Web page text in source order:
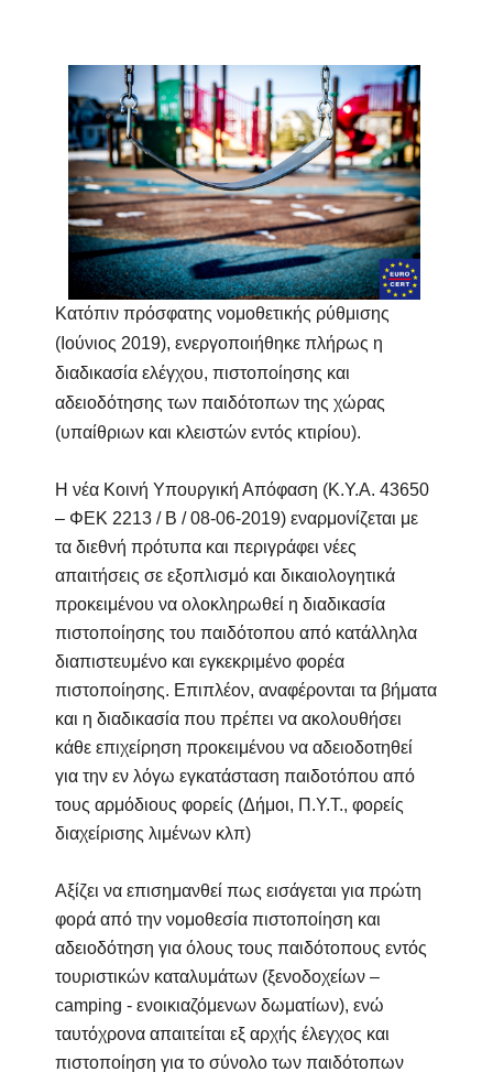
Κατόπιν πρόσφατης νομοθετικής ρύθμισης
(Ιούνιος 2019), ενεργοποιήθηκε πλήρως η
διαδικασία ελέγχου, πιστοποίησης και
αδειοδότησης των παιδότοπων της χώρας
(υπαίθριων και κλειστών εντός κτιρίου).
Η νέα Κοινή Υπουργική Απόφαση (Κ.Υ.Α. 43650
– ΦΕΚ 2213 / Β / 08-06-2019) εναρμονίζεται με
τα διεθνή πρότυπα και περιγράφει νέες
απαιτήσεις σε εξοπλισμό και δικαιολογητικά
προκειμένου να ολοκληρωθεί η διαδικασία
πιστοποίησης του παιδότοπου από κατάλληλα
διαπιστευμένο και εγκεκριμένο φορέα
πιστοποίησης. Επιπλέον, αναφέρονται τα βήματα
και η διαδικασία που πρέπει να ακολουθήσει
κάθε επιχείρηση προκειμένου να αδειοδοτηθεί
για την εν λόγω εγκατάσταση παιδοτόπου από
τους αρμόδιους φορείς (Δήμοι, Π.Υ.Τ., φορείς
διαχείρισης λιμένων κλπ)
Αξίζει να επισημανθεί πως εισάγεται για πρώτη
φορά από την νομοθεσία πιστοποίηση και
αδειοδότηση για όλους τους παιδότοπους εντός
τουριστικών καταλυμάτων (ξενοδοχείων –
camping - ενοικιαζόμενων δωματίων), ενώ
ταυτόχρονα απαιτείται εξ αρχής έλεγχος και
πιστοποίηση για το σύνολο των παιδότοπων